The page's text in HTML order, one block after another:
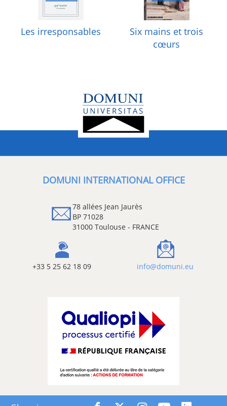
Les irresponsables
Six mains et trois
cœurs
DOMUNI INTERNATIONAL OFFICE
78 allées Jean Jaurès
BP 71028
31000 Toulouse - FRANCE
+33 5 25 62 18 09 info@domuni.eu